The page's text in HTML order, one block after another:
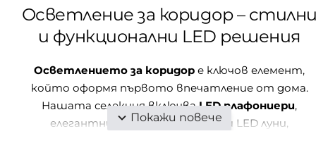
Осветление за коридор –
и функционални LED решения
Осветлението за коридор е ключов елемент,
който оформя първото впечатление от дома.
Нашата селекция включваLED плафониери,
елегантни пендели и акцентни LED луни,